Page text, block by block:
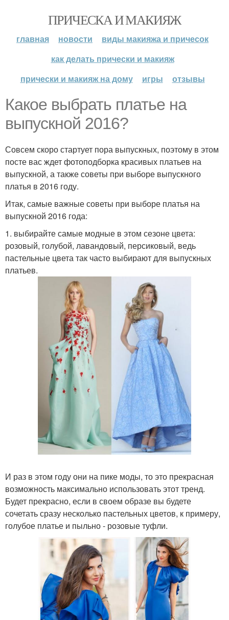
ПРИЧЕСКА И МАКИЯЖ
главная новости
виды макияжа и причесок
как делать прически и макияж
прически и макияж на дому
игры отзывы
Какое выбрать платье на
выпускной 2016?
Совсем скоро стартует пора выпускных, поэтому в этом
посте вас ждет фотоподборка красивых платьев на
выпускной, а также советы при выборе выпускного
платья в 2016 году.
Итак, самые важные советы при выборе платья на
выпускной 2016 года:
1. выбирайте самые модные в этом сезоне цвета:
розовый, голубой, лавандовый, персиковый, ведь
пастельные цвета так часто выбирают для выпускных
платьев.
И раз в этом году они на пике моды, то это прекрасная
возможность максимально использовать этот тренд.
Будет прекрасно, если в своем образе вы будете
сочетать сразу несколько пастельных цветов, к примеру,
голубое платье и пыльно - розовые туфли.